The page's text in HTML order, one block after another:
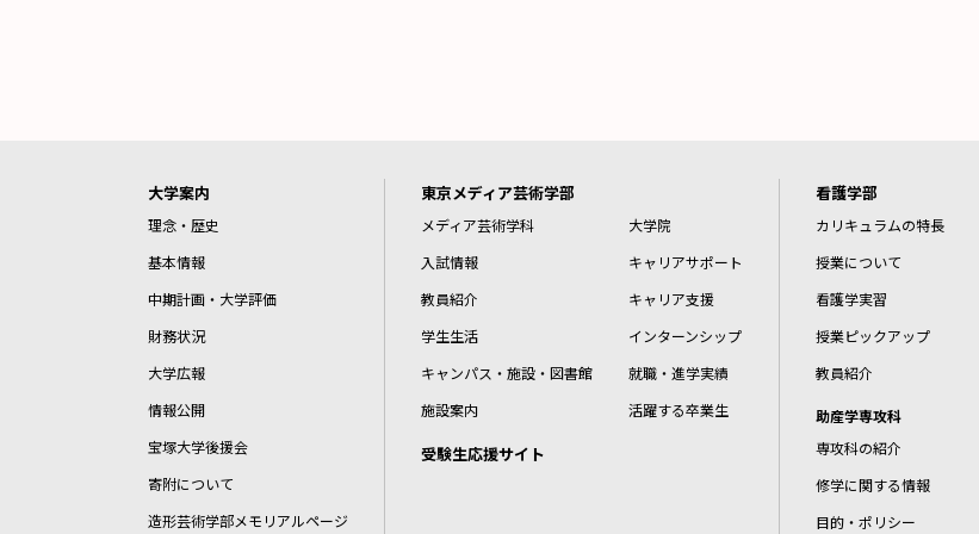
大学案内
理念・歴史
基本情報
中期計画・大学評価
財務状況
大学広報
情報公開
宝塚大学後援会
寄附について
造形芸術学部メモリアルページ
東京メディア芸術学部
メディア芸術学科
入試情報
教員紹介
学生生活
キャンパス・施設・図書館
施設案内
受験生応援サイト
大学院
キャリアサポート
キャリア支援
インターンシップ
就職・進学実績
活躍する卒業生
看護学部
カリキュラムの特長
授業について
看護学実習
授業ピックアップ
教員紹介
助産学専攻科
専攻科の紹介
修学に関する情報
目的・ポリシー